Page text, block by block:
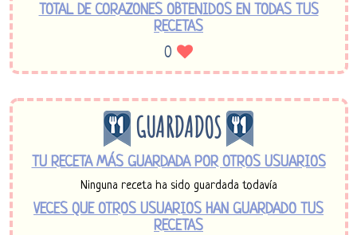
TOTAL DE CORAZONES OBTENIDOS EN TODAS TUS
RECETAS
0
GUARDADOS
TU RECETA MÁS GUARDADA POR OTROS USUARIOS
Ninguna receta ha sido guardada todavía
VECES QUE OTROS USUARIOS HAN GUARDADO TUS
RECETAS